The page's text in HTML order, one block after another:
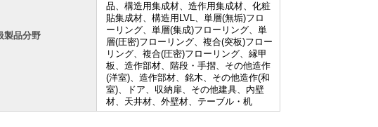
製品分野
品、構造用集成材、造作用集成材、化粧
貼集成材、構造用LVL、単層(無垢)フロ
ーリング、単層(集成)フローリング、単
層(圧密)フローリング、複合(突板)フロー
リング、複合(圧密)フローリング、縁甲
板、造作部材、階段・手摺、その他造作
(洋室)、造作部材、銘木、その他造作(和
室)、ドア、収納扉、その他建具、内壁
材、天井材、外壁材、テーブル・机